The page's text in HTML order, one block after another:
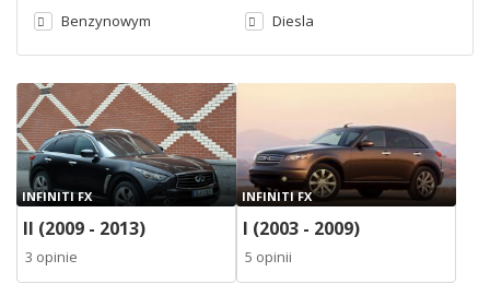
Benzynowym Diesla
INFINITI FX
II (2009 - 2013)
3 opinie
INFINITI FX
I (2003 - 2009)
5 opinii